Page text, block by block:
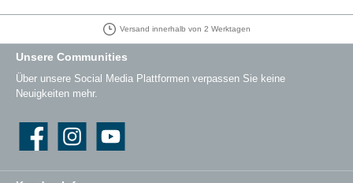
Versand innerhalb von 2 Werktagen
Unsere Communities
Über unsere Social Media Plattformen verpassen Sie keine
Neuigkeiten mehr.
Instagram YouTube